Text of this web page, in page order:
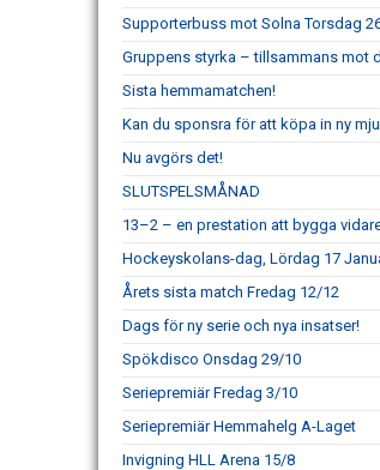
Supporterbuss mot Solna Torsdag
Gruppens styrka – tillsammans mot
Sista hemmamatchen!
Kan du sponsra för att köpa in ny
Nu avgörs det!
SLUTSPELSMÅNAD
13–2 – en prestation att bygga
Hockeyskolans-dag, Lördag 17
Årets sista match Fredag 12/12
Dags för ny serie och nya insatser!
Spökdisco Onsdag 29/10
Seriepremiär Fredag 3/10
Seriepremiär Hemmahelg A-Laget
Invigning HLL Arena 15/8